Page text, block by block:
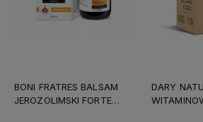
BONI FRATRES BALSAM
JEROZOLIMSKI FORTE
DARY